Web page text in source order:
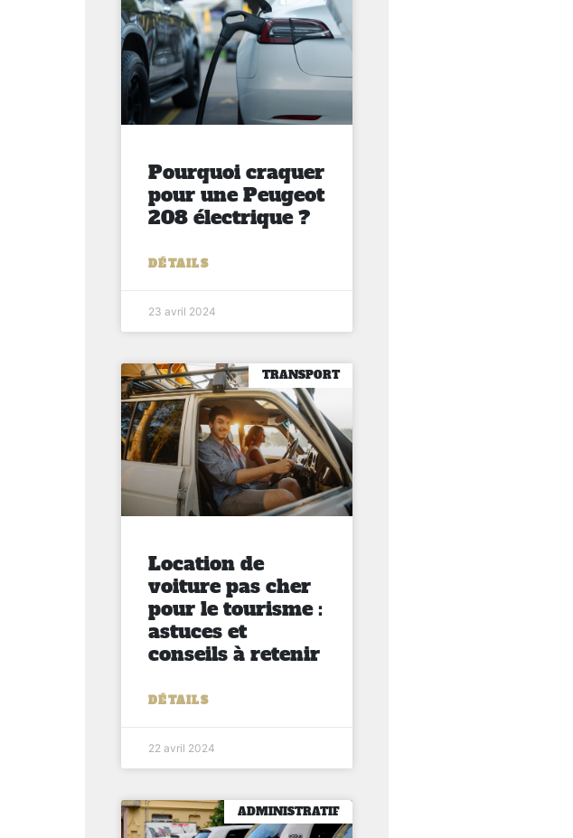
Pourquoi craquer
pour une Peugeot
208 électrique ?
DÉTAILS
23 avril 2024
TRANSPORT
Location de
voiture pas cher
pour le tourisme :
astuces et
conseils à retenir
DÉTAILS
22 avril 2024
ADMINISTRATIF